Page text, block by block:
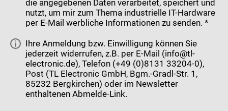
die angegebenen Daten verarbeitet, speichert und
nutzt, um mir zum Thema industrielle IT-Hardware
per E-Mail werbliche Informationen zu senden. *
Ihre Anmeldung bzw. Einwilligung können Sie
jederzeit widerrufen, z.B. per E-Mail (info@tl-
electronic.de), Telefon (+49 (0)8131 33204-0),
Post (TL Electronic GmbH, Bgm.-Gradl-Str. 1,
85232 Bergkirchen) oder im Newsletter
enthaltenen Abmelde-Link.